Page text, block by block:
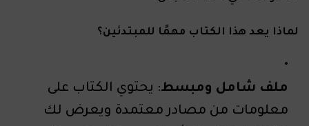
لماذا يعد هذا الكتاب مهمًا للمبتدئين؟
ملف شامل ومبسط: يحتوي الكتاب على
معلومات من مصادر معتمدة ويعرض لك